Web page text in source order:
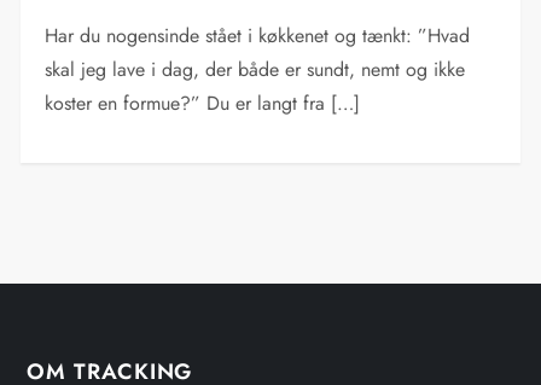
Har du nogensinde stået i køkkenet og tænkt: ”Hvad
skal jeg lave i dag, der både er sundt, nemt og ikke
koster en formue?” Du er langt fra […]
OM TRACKING